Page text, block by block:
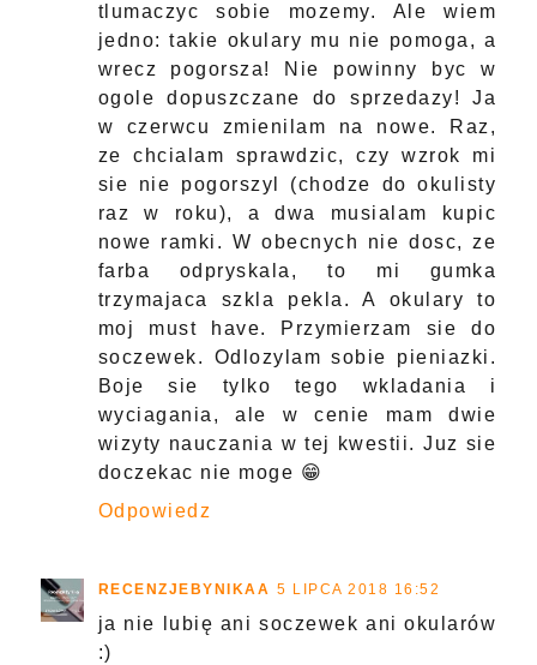
tlumaczyc sobie mozemy. Ale wiem
jedno: takie okulary mu nie pomoga, a
wrecz pogorsza! Nie powinny byc w
ogole dopuszczane do sprzedazy! Ja
w czerwcu zmienilam na nowe. Raz,
ze chcialam sprawdzic, czy wzrok mi
sie nie pogorszyl (chodze do okulisty
raz w roku), a dwa musialam kupic
nowe ramki. W obecnych nie dosc, ze
farba odpryskala, to mi gumka
trzymajaca szkla pekla. A okulary to
moj must have. Przymierzam sie do
soczewek. Odlozylam sobie pieniazki.
Boje sie tylko tego wkladania i
wyciagania, ale w cenie mam dwie
wizyty nauczania w tej kwestii. Juz sie
doczekac nie moge 😁
Odpowiedz
RECENZJEBYNIKAA 5 LIPCA 2018 16:52
ja nie lubię ani soczewek ani okularów
:)